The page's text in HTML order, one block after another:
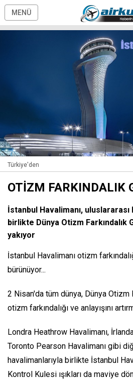
MENÜ
Türkiye'den
OTİZM FARKINDALIK
İstanbul Havalimanı, uluslararası
birlikte Dünya Otizm Farkındalık
yakıyor
İstanbul Havalimanı otizm
bürünüyor...
2 Nisan'da tüm dünya, Dünya Otizm
otizm farkındalığı ve anlayışını
Londra Heathrow Havalimanı,
Toronto Pearson Havalimanı gibi
havalimanlarıyla birlikte İstanbul
Kontrol Kulesi ışıkları da maviye